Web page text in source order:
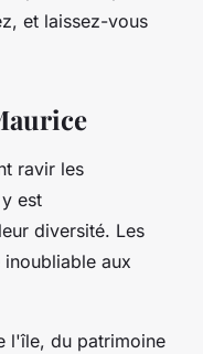
et laissez-vous
ravir les
est
diversité. Les
aux
l'île, du patrimoine